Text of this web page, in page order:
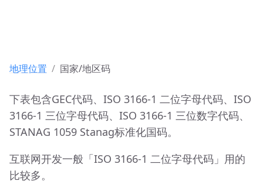
地理位置 国家/地区码
下表包含GEC代码、ISO 3166-1 二位字母代码、ISO
3166-1 三位字母代码、ISO 3166-1 三位数字代码、
STANAG 1059 Stanag标准化国码。
互联网开发一般「ISO 3166-1 二位字母代码」用的
比较多。